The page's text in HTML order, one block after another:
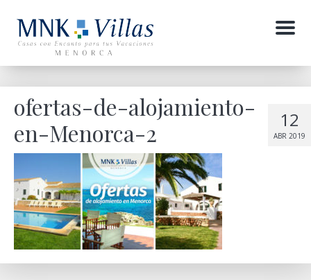
Menu
12
ABR 2019
ofertas-de-alojamiento-
en-Menorca-2